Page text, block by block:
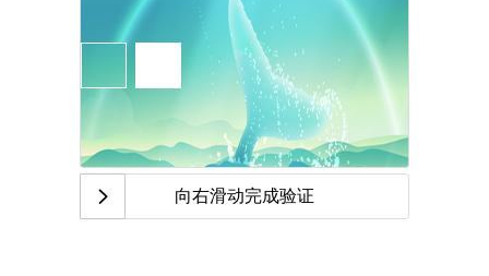
向右滑动完成验证